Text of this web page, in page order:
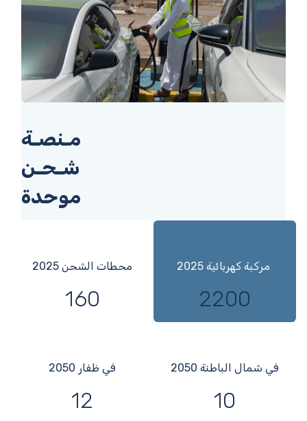
مـنصـة
شـحـن
موحدة
مركبة كهربائية 2025
2200
محطات الشحن 2025
160
في شمال الباطنة 2050
10
في ظفار 2050
12